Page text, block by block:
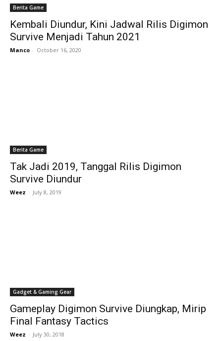
Berita Game
Kembali Diundur, Kini Jadwal Rilis Digimon
Survive Menjadi Tahun 2021
Manco - October 16, 2020
Berita Game
Tak Jadi 2019, Tanggal Rilis Digimon
Survive Diundur
Weez - July 8, 2019
Gadget & Gaming Gear
Gameplay Digimon Survive Diungkap, Mirip
Final Fantasy Tactics
Weez - July 30, 2018